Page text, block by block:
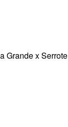
Grande x Serrote